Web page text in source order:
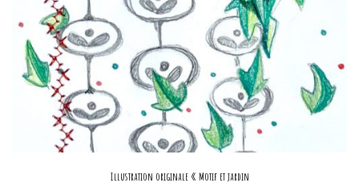
Illustration originale « Motif et jardin